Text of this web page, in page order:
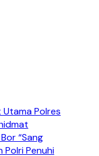
Polres
“Sang
Polri Penuhi